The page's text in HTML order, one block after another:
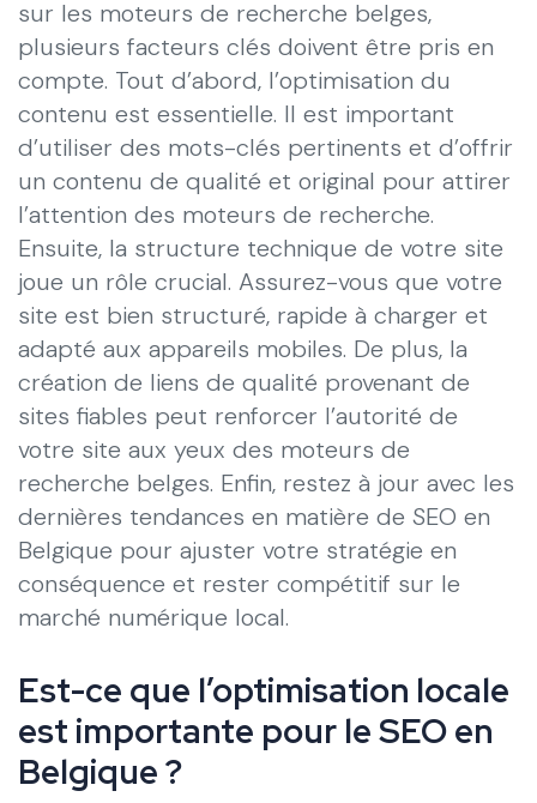
sur les moteurs de recherche belges,
plusieurs facteurs clés doivent être pris en
compte. Tout d’abord, l’optimisation du
contenu est essentielle. Il est important
d’utiliser des mots-clés pertinents et d’offrir
un contenu de qualité et original pour attirer
l’attention des moteurs de recherche.
Ensuite, la structure technique de votre site
joue un rôle crucial. Assurez-vous que votre
site est bien structuré, rapide à charger et
adapté aux appareils mobiles. De plus, la
création de liens de qualité provenant de
sites fiables peut renforcer l’autorité de
votre site aux yeux des moteurs de
recherche belges. Enfin, restez à jour avec les
dernières tendances en matière de SEO en
Belgique pour ajuster votre stratégie en
conséquence et rester compétitif sur le
marché numérique local.
Est-ce que l’optimisation locale
est importante pour le SEO en
Belgique ?